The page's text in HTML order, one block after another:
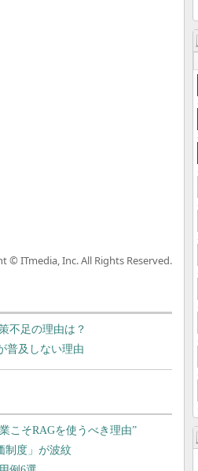
© ITmedia, Inc. All Rights Reserved.
不足の理由は？
普及しない理由